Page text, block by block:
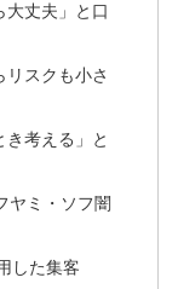
大丈夫」と口
スクも小さ
考える」と
ヤミ・ソフ闇
した集客